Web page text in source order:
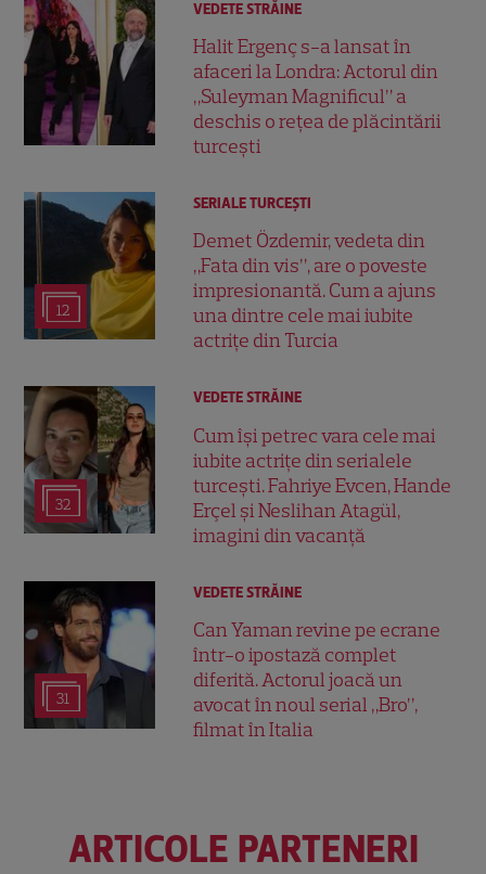
VEDETE STRĂINE
Halit Ergenç s-a lansat în
afaceri la Londra: Actorul din
„Suleyman Magnificul” a
deschis o rețea de plăcintării
turcești
12
SERIALE TURCEŞTI
Demet Özdemir, vedeta din
„Fata din vis”, are o poveste
impresionantă. Cum a ajuns
una dintre cele mai iubite
actrițe din Turcia
32
VEDETE STRĂINE
Cum își petrec vara cele mai
iubite actrițe din serialele
turcești. Fahriye Evcen, Hande
Erçel și Neslihan Atagül,
imagini din vacanță
31
VEDETE STRĂINE
Can Yaman revine pe ecrane
într-o ipostază complet
diferită. Actorul joacă un
avocat în noul serial „Bro”,
filmat în Italia
ARTICOLE PARTENERI